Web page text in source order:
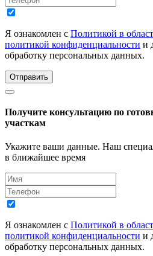
Я ознакомлен с Политикой в
политикой конфиденциальности и
обработку персональных данных.
Отправить
Получите консультацию по
участкам
Укажите ваши данные. Наш
в ближайшее время
Я ознакомлен с Политикой в
политикой конфиденциальности и
обработку персональных данных.